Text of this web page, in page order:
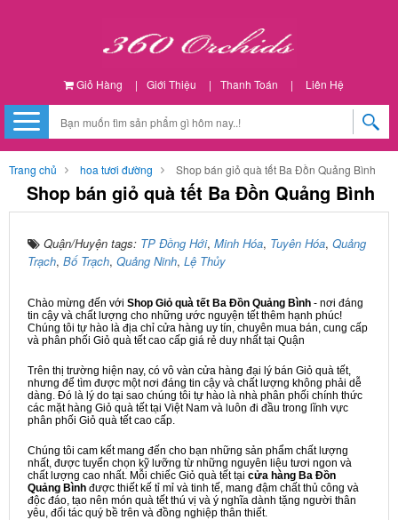
Giỏ Hàng | Giới Thiệu | Thanh Toán | Liên Hệ
Trang chủ hoa tươi đường Shop bán giỏ quà tết Ba Đồn Quảng Bình
Shop bán giỏ quà tết Ba Đồn Quảng Bình
Quận/Huyện tags: TP Đồng Hới, Minh Hóa, Tuyên Hóa, Quảng
Trạch, Bố Trạch, Quảng Ninh, Lệ Thủy
Chào mừng đến với Shop Giỏ quà tết Ba Đồn Quảng Bình - nơi đáng
tin cậy và chất lượng cho những ước nguyện tết thêm hạnh phúc!
Chúng tôi tự hào là địa chỉ cửa hàng uy tín, chuyên mua bán, cung cấp
và phân phối Giỏ quà tết cao cấp giá rẻ duy nhất tại Quận
Trên thị trường hiện nay, có vô vàn cửa hàng đại lý bán Giỏ quà tết,
nhưng để tìm được một nơi đáng tin cậy và chất lượng không phải dễ
dàng. Đó là lý do tại sao chúng tôi tự hào là nhà phân phối chính thức
các mặt hàng Giỏ quà tết tại Việt Nam và luôn đi đầu trong lĩnh vực
phân phối Giỏ quà tết cao cấp.
Chúng tôi cam kết mang đến cho bạn những sản phẩm chất lượng
nhất, được tuyển chọn kỹ lưỡng từ những nguyên liệu tươi ngon và
chất lượng cao nhất. Mỗi chiếc Giỏ quà tết tại cửa hàng Ba Đồn
Quảng Bình được thiết kế tỉ mỉ và tinh tế, mang đậm chất thủ công và
độc đáo, tạo nên món quà tết thú vị và ý nghĩa dành tặng người thân
yêu, đối tác quý bề trên và đồng nghiệp thân thiết.